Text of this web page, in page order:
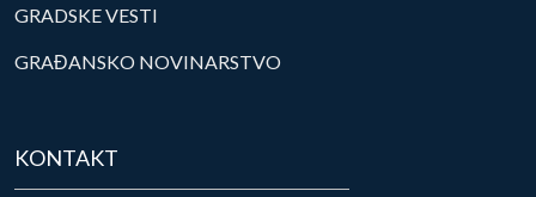
GRADSKE VESTI
GRAĐANSKO NOVINARSTVO
KONTAKT